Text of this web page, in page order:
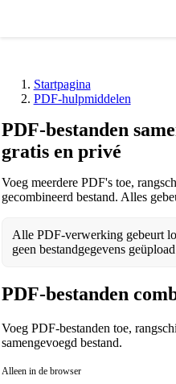
Startpagina
PDF-hulpmiddelen
PDF-bestanden
gratis en privé
Voeg meerdere PDF's toe,
gecombineerd bestand. Alles
Alle PDF-verwerking gebeurt
geen bestandgegevens
PDF-bestanden
Voeg PDF-bestanden toe,
samengevoegd bestand.
Alleen in de browser